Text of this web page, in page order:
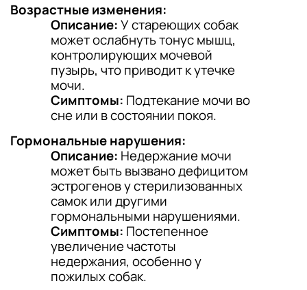
Возрастные изменения:
Описание:У стареющих собак
может ослабнуть тонус мышц,
контролирующих мочевой
пузырь, что приводит к утечке
мочи.
Симптомы: Подтекание мочи во
сне или в состоянии покоя.
Гормональные нарушения:
Описание: Недержание мочи
может быть вызвано дефицитом
эстрогенов у стерилизованных
самок или другими
гормональными нарушениями.
Симптомы: Постепенное
увеличение частоты
недержания, особенно у
пожилых собак.